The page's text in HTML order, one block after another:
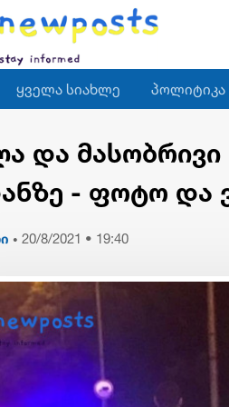
ყველა სიახლე პოლიტიკა
და მასობრივი
- ფოტო და
• 20/8/2021 • 19:40